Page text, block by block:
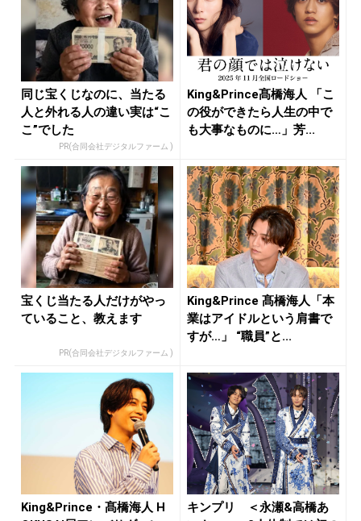
同じ宝くじなのに、当たる
人と外れる人の違い実は“こ
こ”でした
PR(合同会社デジタルファーム )
King&Prince髙橋海人 「こ
の役ができたら人生の中で
も大事なものに…」芳...
宝くじ当たる人だけがやっ
ていること、教えます
PR(合同会社デジタルファーム )
King&Prince 髙橋海人「本
業はアイドルという肩書で
すが…」 “職員”と...
King&Prince・髙橋海人 H
キンプリ ＜永瀬&高橋あ